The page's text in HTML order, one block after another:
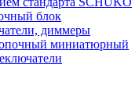
блок
диммеры
миниатюрный